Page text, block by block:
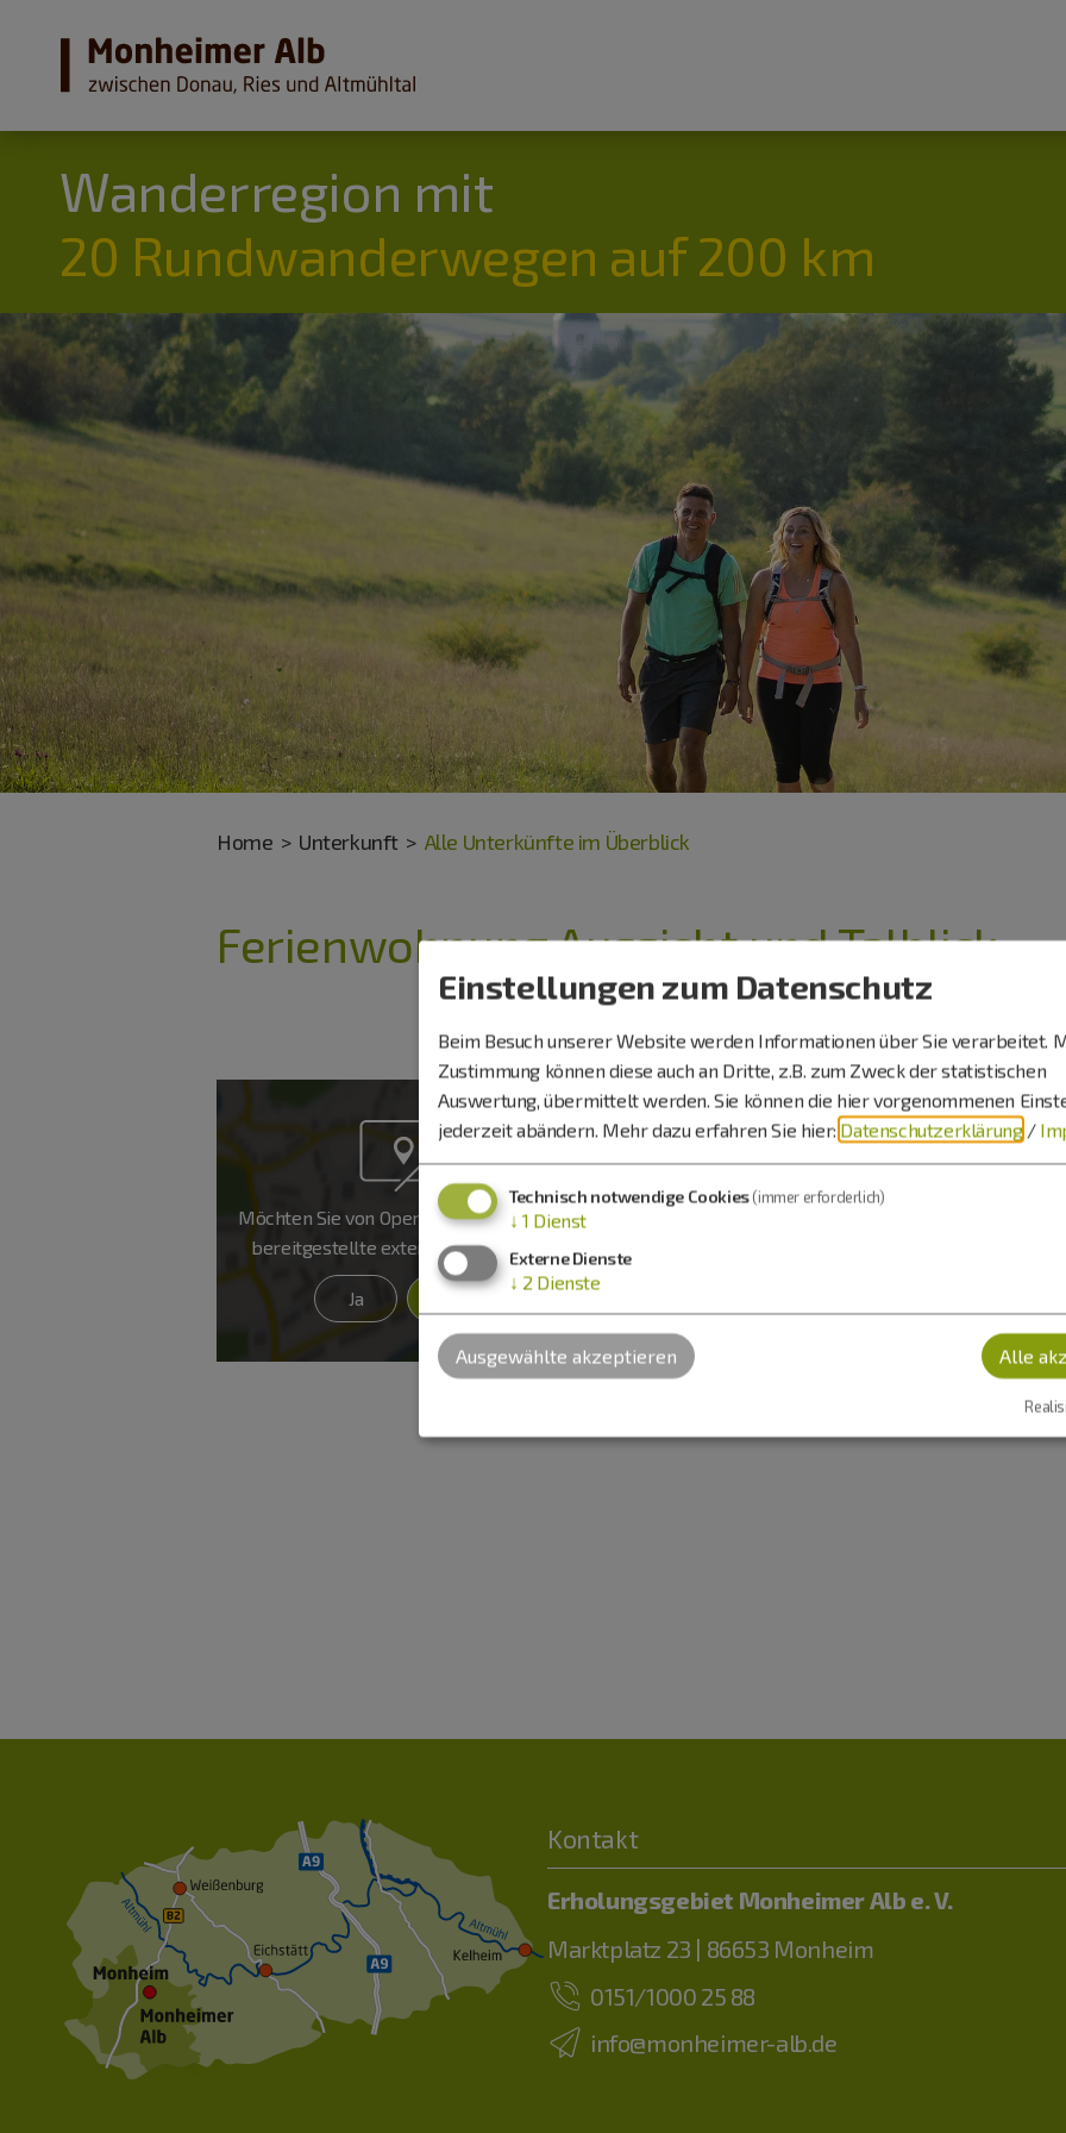
Wanderregion mit
20 Rundwanderwegen auf 200 km
Home Unterkunft Alle Unterkünfte im Überblick
Ferienwohnung Aussicht und Talblick
Möchten Sie von OpenStreetMap/Leaflet
bereitgestellte externe Inhalte laden?
Ja
Ferienwohnung Aussicht und
Frau Bettina Blödtner
Kapellenstraße 13
0152 52489969
Kontakt
Erholungsgebiet Monheimer Alb e. V.
Marktplatz 23 | 86653 Monheim
0151/1000 25 88
info@monheimer-alb.de
Einstellungen zum Datenschutz
Beim Besuch unserer Website werden Informationen über Sie verarbeitet.
Zustimmung können diese auch an Dritte, z.B. zum Zweck der statistischen
Auswertung, übermittelt werden. Sie können die hier vorgenommenen
jederzeit abändern. Mehr dazu erfahren Sie hier: Datenschutzerklärung /
Technisch notwendige Cookies(immer erforderlich)
↓ 1 Dienst
Externe Dienste
↓ 2 Dienste
Ausgewählte akzeptieren Alle